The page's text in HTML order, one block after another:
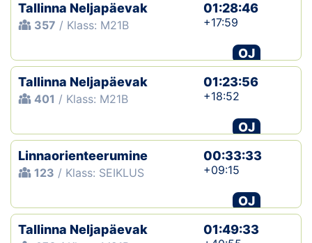
Tallinna Neljapäevak
357 / Klass: M21B
01:28:46
+17:59
OJ
Tallinna Neljapäevak
401 / Klass: M21B
01:23:56
+18:52
OJ
Linnaorienteerumine
123 / Klass: SEIKLUS
00:33:33
+09:15
OJ
Tallinna Neljapäevak
01:49:33